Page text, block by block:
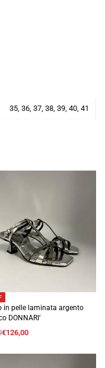
35, 36, 37, 38, 39, 40, 41
in pelle laminata argento
DONNARI’
€126,00